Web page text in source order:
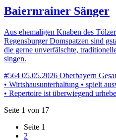
Baiernrainer Sänger
Aus ehemaligen Knaben des
Regensburger Domspatzen sind
die gerne unverfälschte,
singen.
#564 05.05.2026 Oberbayern
• Wirtshausunterhaltung • spielt
• Repertoire ist überwiegend
Seite 1 von 17
Seite 1
2